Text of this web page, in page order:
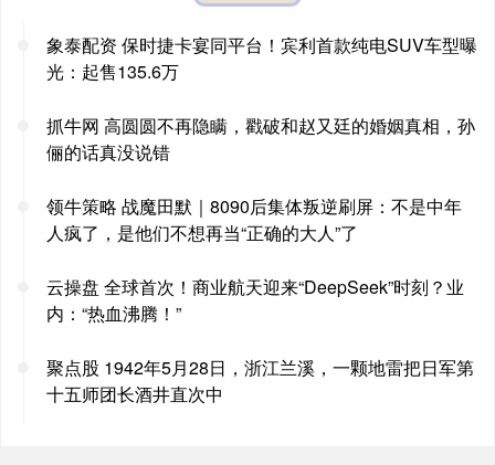
象泰配资 保时捷卡宴同平台！宾利首款纯电SUV车型曝
光：起售135.6万
抓牛网 高圆圆不再隐瞒，戳破和赵又廷的婚姻真相，孙
俪的话真没说错
领牛策略 战魔田默｜8090后集体叛逆刷屏：不是中年
人疯了，是他们不想再当“正确的大人”了
云操盘 全球首次！商业航天迎来“DeepSeek”时刻？业
内：“热血沸腾！”
聚点股 1942年5月28日，浙江兰溪，一颗地雷把日军第
十五师团长酒井直次中